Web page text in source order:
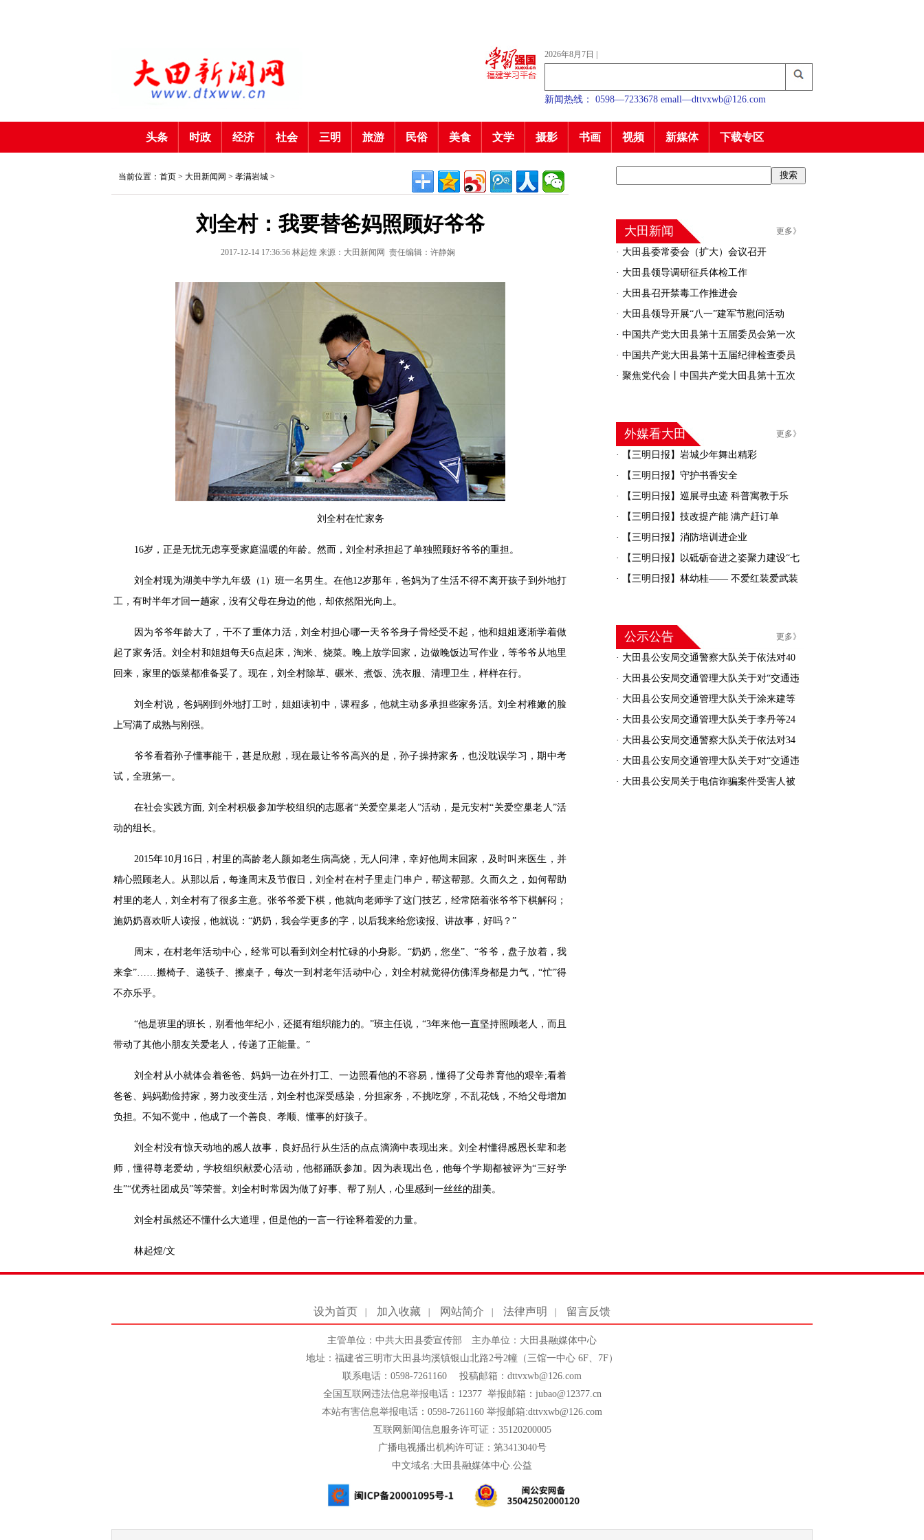
2026年8月7日
新闻热线： 0598—7233678 emall—dttvxwb@126.com
头条 时政 经济 社会 三明 旅游 民俗 美食 文学 摄影 书画 视频 新媒体 下载专区
更多》
大田新闻
· 大田县委常委会（扩大）会议召开
· 大田县领导调研征兵体检工作
· 大田县召开禁毒工作推进会
· 大田县领导开展“八一”建军节慰问活动
· 中国共产党大田县第十五届委员会第一次
全体会议召开
· 中国共产党大田县第十五届纪律检查委员
会召开第一次全体会议
· 聚焦党代会丨中国共产党大田县第十五次
更多》
外媒看大田
·
【三明日报】岩城少年舞出精彩
·
【三明日报】守护书香安全
·
【三明日报】巡展寻虫迹 科普寓教于乐
·
【三明日报】技改提产能 满产赶订单
·
【三明日报】消防培训进企业
·
【三明日报】以砥砺奋进之姿聚力建设“七
彩大田”
· 【三明日报】林幼桂—— 不爱红装爱武装
更多》
公示公告
· 大田县公安局交通警察大队关于依法对40
名机动车驾驶人驾驶证作废的公告
· 大田县公安局交通管理大队关于对“交通违
法逾期未接受处理的机动车”进行处理的公告
· 大田县公安局交通管理大队关于涂来建等
30人交通安全违法行为处罚告知的公告
· 大田县公安局交通管理大队关于李丹等24
人交通安全违法行为处罚告知的公告
· 大田县公安局交通警察大队关于依法对34
名机动车驾驶人驾驶证作废的公告
· 大田县公安局交通管理大队关于对“交通违
法逾期未接受处理的机动车”进行处理的公告
· 大田县公安局关于电信诈骗案件受害人被
当前位置：首页 > 大田新闻网 > 孝满岩城 >
刘全村：我要替爸妈照顾好爷爷
2017-12-14 17:36:56 林起煌 来源：大田新闻网 责任编辑：许静娴
刘全村在忙家务
16岁，正是无忧无虑享受家庭温暖的年龄。然而，刘全村承担起了单独照顾好爷爷的重担。
刘全村现为湖美中学九年级（1）班一名男生。在他12岁那年，爸妈为了生活不得不离开孩子到外地打
工，有时半年才回一趟家，没有父母在身边的他，却依然阳光向上。
因为爷爷年龄大了，干不了重体力活，刘全村担心哪一天爷爷身子骨经受不起，他和姐姐逐渐学着做
起了家务活。刘全村和姐姐每天6点起床，淘米、烧菜。晚上放学回家，边做晚饭边写作业，等爷爷从地里
回来，家里的饭菜都准备妥了。现在，刘全村除草、碾米、煮饭、洗衣服、清理卫生，样样在行。
刘全村说，爸妈刚到外地打工时，姐姐读初中，课程多，他就主动多承担些家务活。刘全村稚嫩的脸
上写满了成熟与刚强。
爷爷看着孙子懂事能干，甚是欣慰，现在最让爷爷高兴的是，孙子操持家务，也没耽误学习，期中考
试，全班第一。
在社会实践方面, 刘全村积极参加学校组织的志愿者“关爱空巢老人”活动，是元安村“关爱空巢老人”活
动的组长。
2015年10月16日，村里的高龄老人颜如老生病高烧，无人问津，幸好他周末回家，及时叫来医生，并
精心照顾老人。从那以后，每逢周末及节假日，刘全村在村子里走门串户，帮这帮那。久而久之，如何帮助
村里的老人，刘全村有了很多主意。张爷爷爱下棋，他就向老师学了这门技艺，经常陪着张爷爷下棋解闷；
施奶奶喜欢听人读报，他就说：“奶奶，我会学更多的字，以后我来给您读报、讲故事，好吗？”
周末，在村老年活动中心，经常可以看到刘全村忙碌的小身影。“奶奶，您坐”、“爷爷，盘子放着，我
来拿”……搬椅子、递筷子、擦桌子，每次一到村老年活动中心，刘全村就觉得仿佛浑身都是力气，“忙”得
不亦乐乎。
“他是班里的班长，别看他年纪小，还挺有组织能力的。”班主任说，“3年来他一直坚持照顾老人，而且
带动了其他小朋友关爱老人，传递了正能量。”
刘全村从小就体会着爸爸、妈妈一边在外打工、一边照看他的不容易，懂得了父母养育他的艰辛;看着
爸爸、妈妈勤俭持家，努力改变生活，刘全村也深受感染，分担家务，不挑吃穿，不乱花钱，不给父母增加
负担。不知不觉中，他成了一个善良、孝顺、懂事的好孩子。
刘全村没有惊天动地的感人故事，良好品行从生活的点点滴滴中表现出来。刘全村懂得感恩长辈和老
师，懂得尊老爱幼，学校组织献爱心活动，他都踊跃参加。因为表现出色，他每个学期都被评为“三好学
生”“优秀社团成员”等荣誉。刘全村时常因为做了好事、帮了别人，心里感到一丝丝的甜美。
刘全村虽然还不懂什么大道理，但是他的一言一行诠释着爱的力量。
林起煌/文
设为首页 加入收藏 网站简介 法律声明 留言反馈
主管单位：中共大田县委宣传部 主办单位：大田县融媒体中心
地址：福建省三明市大田县均溪镇银山北路2号2幢（三馆一中心 6F、7F）
联系电话：0598-7261160 投稿邮箱：dttvxwb@126.com
全国互联网违法信息举报电话：12377 举报邮箱：jubao@12377.cn
本站有害信息举报电话：0598-7261160 举报邮箱:dttvxwb@126.com
互联网新闻信息服务许可证：35120200005
广播电视播出机构许可证：第3413040号
中文域名:大田县融媒体中心.公益